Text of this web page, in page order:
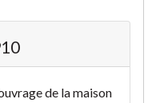
de la maison